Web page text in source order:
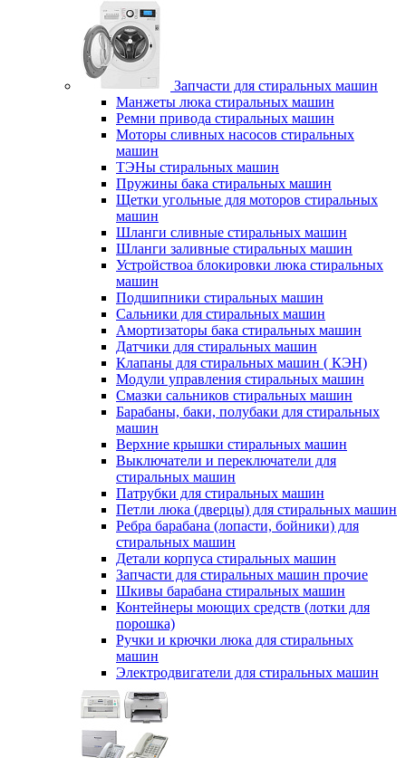
Запчасти для стиральных машин
Манжеты люка стиральных машин
Ремни привода стиральных машин
Моторы сливных насосов стиральных
машин
ТЭНы стиральных машин
Пружины бака стиральных машин
Щетки угольные для моторов стиральных
машин
Шланги сливные стиральных машин
Шланги заливные стиральных машин
Устройствоа блокировки люка стиральных
машин
Подшипники стиральных машин
Сальники для стиральных машин
Амортизаторы бака стиральных машин
Датчики для стиральных машин
Клапаны для стиральных машин ( КЭН)
Модули управления стиральных машин
Смазки сальников стиральных машин
Барабаны, баки, полубаки для стиральных
машин
Верхние крышки стиральных машин
Выключатели и переключатели для
стиральных машин
Патрубки для стиральных машин
Петли люка (дверцы) для стиральных машин
Ребра барабана (лопасти, бойники) для
стиральных машин
Детали корпуса стиральных машин
Запчасти для стиральных машин прочие
Шкивы барабана стиральных машин
Контейнеры моющих средств (лотки для
порошка)
Ручки и крючки люка для стиральных
машин
Электродвигатели для стиральных машин